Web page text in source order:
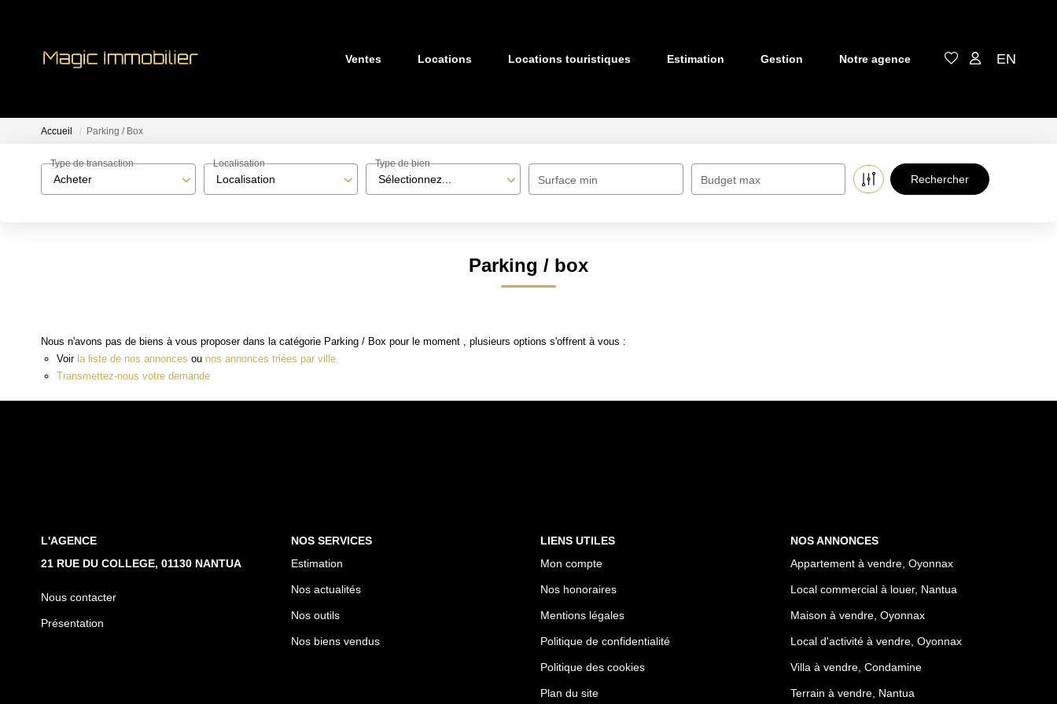
Ventes Locations Locations touristiques Estimation Gestion Notre agence EN
Accueil Parking / Box
Acheter
Type de transaction
Localisation
Localisation
Sélectionnez...
Type de bien
Surface min Budget max
Parking / box
Nous n'avons pas de biens à vous proposer dans la catégorie Parking / Box pour le moment , plusieurs options s'offrent à vous :
Voir la liste de nos annonces ou nos annonces triées par ville.
Transmettez-nous votre demande
L'AGENCE
21 RUE DU COLLEGE, 01130 NANTUA
Nous contacter
Présentation
NOS SERVICES
Estimation
Nos actualités
Nos outils
Nos biens vendus
LIENS UTILES
Mon compte
Nos honoraires
Mentions légales
Politique de confidentialité
Politique des cookies
Plan du site
NOS ANNONCES
Appartement à vendre, Oyonnax
Local commercial à louer, Nantua
Maison à vendre, Oyonnax
Local d'activité à vendre, Oyonnax
Villa à vendre, Condamine
Terrain à vendre, Nantua